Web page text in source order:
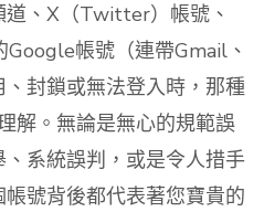
、X（Twitter）帳號、
帳號（連帶Gmail、
封鎖或無法登入時，那種
解。無論是無心的規範誤
系統誤判，或是令人措手
號背後都代表著您寶貴的